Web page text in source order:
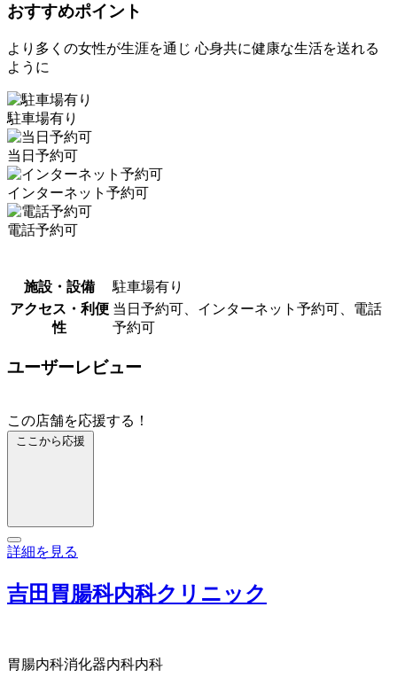
おすすめポイント
より多くの女性が生涯を通じ 心身共に健康な生活を送れる
ように
駐車場有り
当日予約可
インターネット予約可
電話予約可
施設・設備
駐車場有り
アクセス・利便
性
当日予約可、インターネット予約可、電話
予約可
ユーザーレビュー
この店舗を応援する！
ここから応援
詳細を見る
吉田胃腸科内科クリニック
胃腸内科消化器内科内科